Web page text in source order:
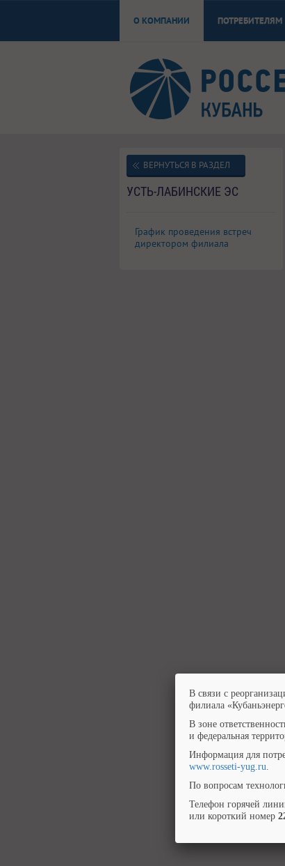
О КОМПАНИИ ПОТРЕБИТЕЛЯМ
ВЕРНУТЬСЯ В РАЗДЕЛ
УСТЬ-ЛАБИНСКИЕ ЭС
График проведения встреч
директором филиала
В связи с
филиала
В зоне
и федеральная
Информация для
www.rosseti-yug.ru.
По вопросам
Телефон горячей
или короткий номер